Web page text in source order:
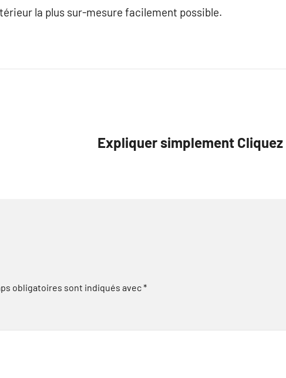
la plus sur-mesure facilement possible.
Expliquer simplement
obligatoires sont indiqués avec*